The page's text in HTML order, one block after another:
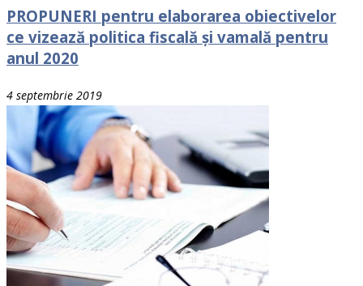
PROPUNERI pentru elaborarea obiectivelor
ce vizează politica fiscală și vamală pentru
anul 2020
4 septembrie 2019